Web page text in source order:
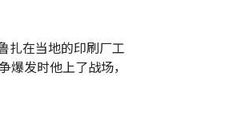
扎在当地的印刷厂工
发时他上了战场，